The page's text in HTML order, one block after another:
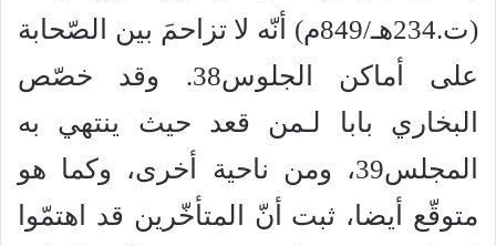
(ت.234هـ/849م) أنّه لا تزاحمَ بين الصّحابة
على أماكن الجلوس38. وقد خصّص
البخاري بابا لـمن قعد حيث ينتهي به
المجلس39، ومن ناحية أخرى، وكما هو
متوقّع أيضا، ثبت أنّ المتأخّرين قد اهتمّوا